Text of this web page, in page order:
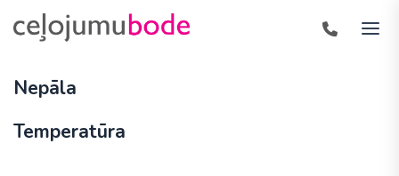
Nepāla
Temperatūra